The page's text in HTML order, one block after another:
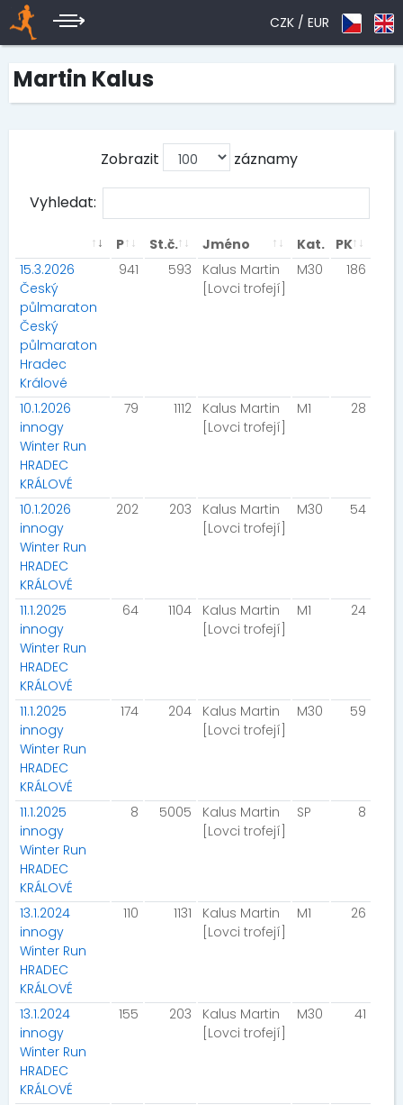
CZK / EUR
Martin Kalus
Zobrazit záznamy
Vyhledat:
P St.č. Jméno Kat.
PK
15.3.2026
Český
půlmaraton
Český
půlmaraton
Hradec
Králové
941 593
Kalus Martin
[Lovci trofejí]
M30 186
10.1.2026
innogy
Winter Run
HRADEC
KRÁLOVÉ
79 1112
Kalus Martin
[Lovci trofejí]
M1 28
10.1.2026
innogy
Winter Run
HRADEC
KRÁLOVÉ
202 203
Kalus Martin
[Lovci trofejí]
M30 54
11.1.2025
innogy
Winter Run
HRADEC
KRÁLOVÉ
64 1104
Kalus Martin
[Lovci trofejí]
M1 24
11.1.2025
innogy
Winter Run
HRADEC
KRÁLOVÉ
174 204
Kalus Martin
[Lovci trofejí]
M30 59
11.1.2025
innogy
Winter Run
HRADEC
KRÁLOVÉ
8 5005
Kalus Martin
[Lovci trofejí]
SP 8
13.1.2024
innogy
Winter Run
HRADEC
KRÁLOVÉ
110 1131
Kalus Martin
[Lovci trofejí]
M1 26
13.1.2024
innogy
Winter Run
HRADEC
KRÁLOVÉ
155 203
Kalus Martin
[Lovci trofejí]
M30 41